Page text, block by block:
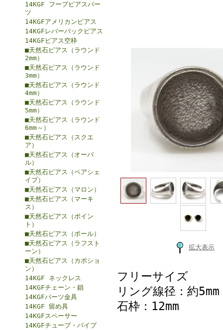
14KGF フープピアスパー
ツ
14KGFアメリカンピアス
14KGFレバーバックピアス
14KGFピアス空枠
■天然石ピアス（ラウンド
2mm）
■天然石ピアス（ラウンド
3mm）
■天然石ピアス（ラウンド
4mm）
■天然石ピアス（ラウンド
5mm）
■天然石ピアス（ラウンド
6mm～）
■天然石ピアス（スクエ
ア）
■天然石ピアス（オーバ
ル）
■天然石ピアス（ペアシェ
イプ）
■天然石ピアス（マロン）
■天然石ピアス（マーキ
ス）
■天然石ピアス（ポイン
ト）
■天然石ピアス（ボール）
■天然石ピアス（ラフスト
ーン）
■天然石ピアス（カボショ
ン）
14KGF ネックレス
14KGFチェーン・鎖
14KGFパーツ金具
14KGF 留め具
14KGFスペーサー
14KGFチューブ・パイプ
拡大表示
フリーサイズ
リング線径：約5mm
石枠：12mm